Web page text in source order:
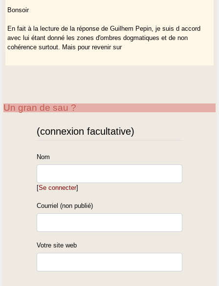
Bonsoir
En fait à la lecture de la réponse de Guilhem Pepin, je suis d accord
avec lui étant donné les zones d'ombres dogmatiques et de non
cohérence surtout. Mais pour revenir sur
Un gran de sau ?
(connexion facultative)
Nom
[Se connecter]
Courriel (non publié)
Votre site web